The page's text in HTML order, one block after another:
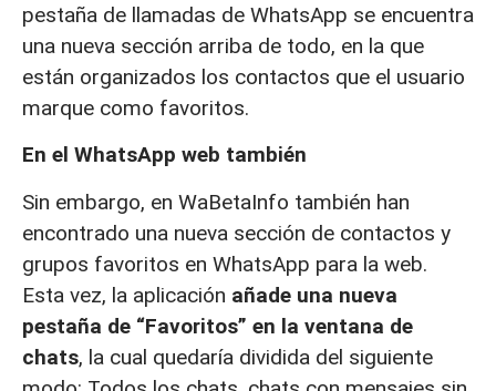
pestaña de llamadas de WhatsApp se encuentra
una nueva sección arriba de todo, en la que
están organizados los contactos que el usuario
marque como favoritos.
En el WhatsApp web también
Sin embargo, en WaBetaInfo también han
encontrado una nueva sección de contactos y
grupos favoritos en WhatsApp para la web.
Esta vez, la aplicación añade una nueva
pestaña de “Favoritos” en la ventana de
chats, la cual quedaría dividida del siguiente